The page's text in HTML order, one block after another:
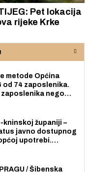
Pet lokacija
rijeke Krke
metode Općina
od 74 zaposlenika.
zaposlenika nego
kninskoj županiji –
javno dostupnog
upotrebi.
/ Šibenska